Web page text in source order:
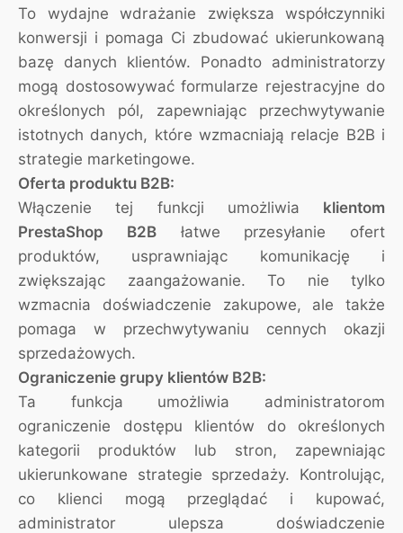
To wydajne wdrażanie zwiększa współczynniki
konwersji i pomaga Ci zbudować ukierunkowaną
bazę danych klientów. Ponadto administratorzy
mogą dostosowywać formularze rejestracyjne do
określonych pól, zapewniając przechwytywanie
istotnych danych, które wzmacniają relacje B2B i
strategie marketingowe.
Oferta produktu B2B:
Włączenie tej funkcji umożliwia klientom
PrestaShop B2Błatwe przesyłanie ofert
produktów, usprawniając komunikację i
zwiększając zaangażowanie. To nie tylko
wzmacnia doświadczenie zakupowe, ale także
pomaga w przechwytywaniu cennych okazji
sprzedażowych.
Ograniczenie grupy klientów B2B:
Ta funkcja umożliwia administratorom
ograniczenie dostępu klientów do określonych
kategorii produktów lub stron, zapewniając
ukierunkowane strategie sprzedaży. Kontrolując,
co klienci mogą przeglądać i kupować,
administrator ulepsza doświadczenie